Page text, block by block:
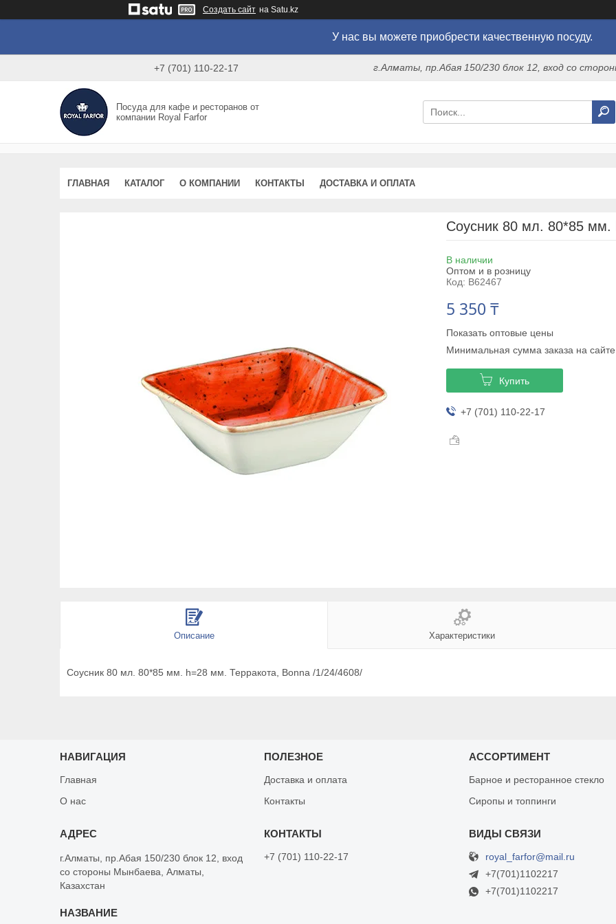
Создать сайт на Satu.kz
У нас вы можете приобрести качественную посуду.
+7 (701) 110-22-17 г.Алматы, пр.Абая 150/230 блок 12, вход со
Посуда для кафе и ресторанов от
компании Royal Farfor
ГЛАВНАЯ КАТАЛОГ О КОМПАНИИ КОНТАКТЫ ДОСТАВКА И ОПЛАТА
Соусник 80 мл. 80*85 мм.
В наличии
Оптом и в розницу
Код: B62467
5 350 ₸
Показать оптовые цены
Минимальная сумма заказа на
Купить
+7 (701) 110-22-17
Описание Характеристики
Соусник 80 мл. 80*85 мм. h=28 мм. Терракота, Bonna /1/24/4608/
НАВИГАЦИЯ
Главная
О нас
ПОЛЕЗНОЕ
Доставка и оплата
Контакты
АССОРТИМЕНТ
Барное и ресторанное стекло
Сиропы и топпинги
г.Алматы, пр.Абая 150/230 блок 12, вход
со стороны Мынбаева, Алматы,
Казахстан
+7 (701) 110-22-17
royal_farfor@mail.ru
+7(701)1102217
+7(701)1102217